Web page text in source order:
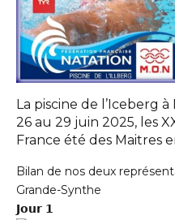
La piscine de l’Iceberg
26 au 29 juin 2025, les
France été des Maitres
Bilan de nos deux
Grande-Synthe
𝗝𝗼𝘂𝗿 𝟭